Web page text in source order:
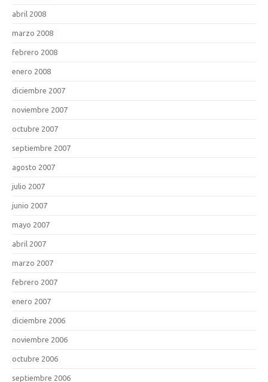
abril 2008
marzo 2008
febrero 2008
enero 2008
diciembre 2007
noviembre 2007
octubre 2007
septiembre 2007
agosto 2007
julio 2007
junio 2007
mayo 2007
abril 2007
marzo 2007
febrero 2007
enero 2007
diciembre 2006
noviembre 2006
octubre 2006
septiembre 2006